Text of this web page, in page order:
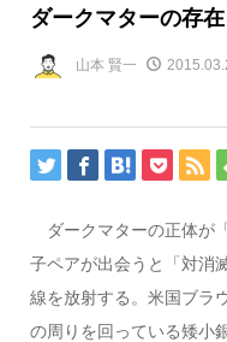
ダークマターの存
山本 賢一
ダークマターの正体が
子ペアが出会うと「対消
線を放射する。米国ブラ
の周りを回っている矮小